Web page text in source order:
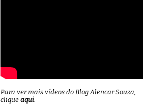
Para ver mais vídeos do Blog Alencar Souza,
clique aqui.